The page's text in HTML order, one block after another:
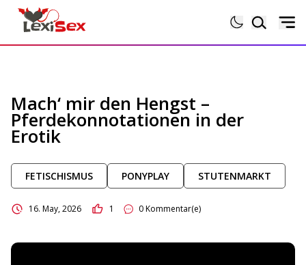
Lexikon
Testberichte
Sexgeschichten
Sextoytests
Mach‘ mir den Hengst –
Pferdekonnotationen in der
Erotik
FETISCHISMUS PONYPLAY STUTENMARKT
16. May, 2026 1 0 Kommentar(e)